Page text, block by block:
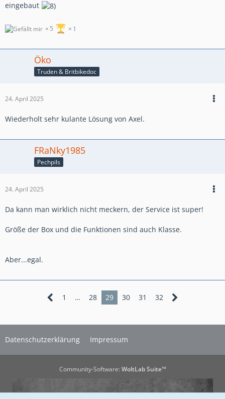
eingebaut
5 1
Öko
Truden & Britbikedoc
24. April 2025
Wiederholt sehr kulante Lösung von Axel.
FRaNky1985
Pechpils
24. April 2025
Da kann man wirklich nicht meckern, der Service ist super!
Größe der Box und die Funktionen sind auch Klasse.
Aber...egal.
1 … 28 29 30 31 32
Datenschutzerklärung Impressum
Community-Software: WoltLab Suite™